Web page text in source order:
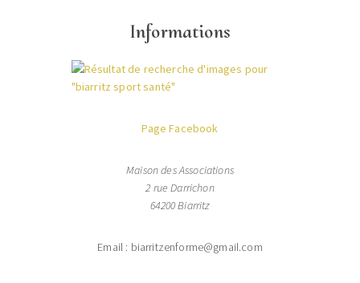
Informations
Page Facebook
Maison des Associations
2 rue Darrichon
64200 Biarritz
Email : biarritzenforme@gmail.com